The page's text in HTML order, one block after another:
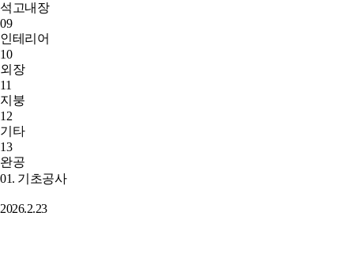
석고내장
09
인테리어
10
외장
11
지붕
12
기타
13
완공
01. 기초공사
2026.2.23